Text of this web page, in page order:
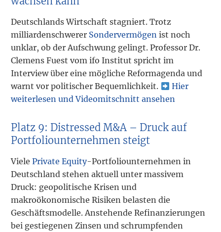
Deutschlands Wirtschaft stagniert. Trotz
milliardenschwerer Sondervermögen ist noch
unklar, ob der Aufschwung gelingt. Professor Dr.
Clemens Fuest vom ifo Institut spricht im
Interview über eine mögliche Reformagenda und
warnt vor politischer Bequemlichkeit.
Hier
weiterlesen und Videomitschnitt ansehen
Platz 9: Distressed M&A – Druck auf
Portfoliounternehmen steigt
VielePrivate Equity-Portfoliounternehmen in
Deutschland stehen aktuell unter massivem
Druck: geopolitische Krisen und
makroökonomische Risiken belasten die
Geschäftsmodelle. Anstehende Refinanzierungen
bei gestiegenen Zinsen und schrumpfenden